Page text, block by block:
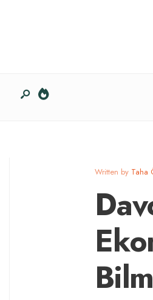
Written by Taha